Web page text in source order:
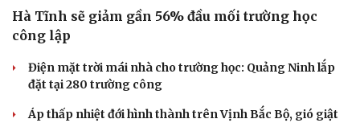
Hà Tĩnh sẽ giảm gần 56% đầu mối trường học
công lập
Điện mặt trời mái nhà cho trường học: Quảng Ninh lắp
đặt tại 280 trường công
Áp thấp nhiệt đới hình thành trên Vịnh Bắc Bộ, gió giật